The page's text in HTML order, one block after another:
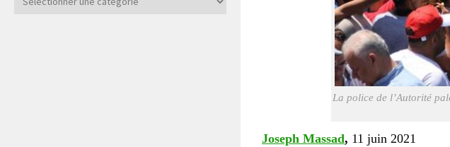
La police de l’Autorité
Joseph Massad, 11 juin 2021